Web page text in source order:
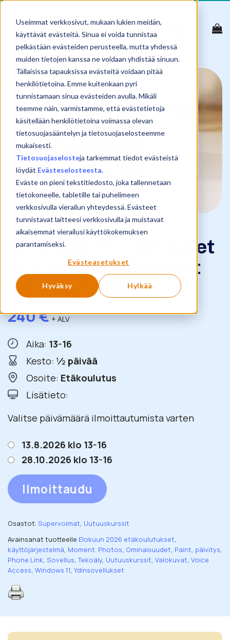
Useimmat verkkosivut, mukaan lukien meidän,
käyttävät evästeitä. Sinua ei voida tunnistaa
pelkästään evästeiden perusteella, mutta yhdessä
muiden tietojen kanssa ne voidaan yhdistää sinuun.
Tällaisissa tapauksissa evästeitä voidaan pitää
henkilötietoina. Emme kuitenkaan pyri
tunnistamaan sinua evästeiden avulla. Mikäli
teemme näin, varmistamme, että evästetietoja
käsitellään henkilötietoina voimassa olevan
tietosuojasääntelyn ja tietosuojaselosteemme
mukaisesti.
Tietosuojaselosteja tarkemmat tiedot evästeistä
löydät Evästeselosteesta.
Eväste on pieni tekstitiedosto, joka tallennetaan
tietokoneelle, tabletille tai puhelimeen
verkkosivulla vierailun yhteydessä. Evästeet
tunnistavat laitteesi verkkosivulla ja muistavat
aikaisemmat vierailusi käyttökokemuksen
parantamiseksi.
Evästeasetukset
Hyväksy Hylkää
Skip
content
Windows 11 – uutuudet
ja älykkäät toiminnot
tehokäyttöön 🆕
240€ + ALV
Aika: 13-16
Kesto: ½ päivää
Osoite: Etäkoulutus
Lisätieto:
Valitse päivämäärä ilmoittautumista varten
13.8.2026 klo 13-16
28.10.2026 klo 13-16
Ilmoittaudu
Osastot: Supervoimat, Uutuuskurssit
Avainsanat tuotteelle Elokuun 2026 etäkoulutukset,
käyttöjärjestelmä, Moment. Photos, Ominaisuudet, Paint, päivitys,
Phone Link, Sovellus,Tekoäly, Uutuuskurssit, Valokuvat, Voice
Access, Windows 11, Ydinsovellukset